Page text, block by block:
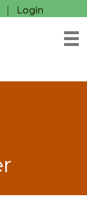
Login